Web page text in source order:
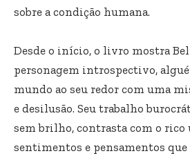
sobre a condição humana.
Desde o início, o livro mostra
personagem introspectivo,
mundo ao seu redor com uma
e desilusão. Seu trabalho
sem brilho, contrasta com o rico
sentimentos e pensamentos que